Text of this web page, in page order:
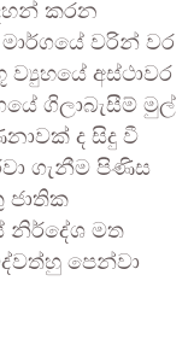
කරන
වරින් වර
අස්ථාවර
ගිලාබැසීම් මුල්
ද සිදු වී
ගැනීම පිණිස
ජාතික
නිර්දේශ මත
පෙන්වා